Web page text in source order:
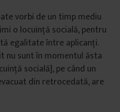
vorbi de un timp mediu
o locuință socială, pentru
egalitate între aplicanți.
nu sunt în momentul ăsta
socială], pe când un
din retrocedată, are